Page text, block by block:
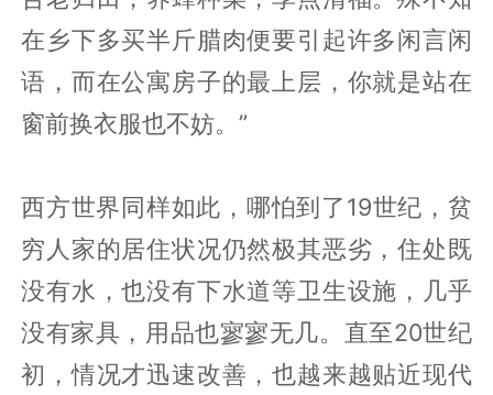
在乡下多买半斤腊肉便要引起许多闲言闲
语，而在公寓房子的最上层，你就是站在
窗前换衣服也不妨。”
西方世界同样如此，哪怕到了19世纪，贫
穷人家的居住状况仍然极其恶劣，住处既
没有水，也没有下水道等卫生设施，几乎
没有家具，用品也寥寥无几。直至20世纪
初，情况才迅速改善，也越来越贴近现代